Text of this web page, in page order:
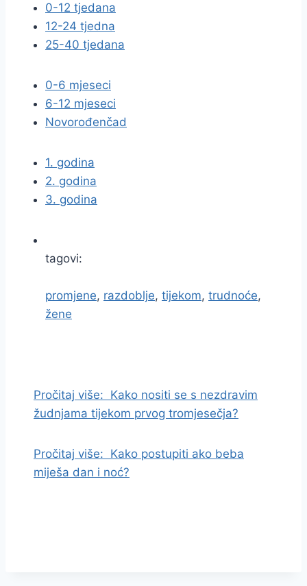
0-12 tjedana
12-24 tjedna
25-40 tjedana
0-6 mjeseci
6-12 mjeseci
Novorođenčad
1. godina
2. godina
3. godina
tagovi:
promjene, razdoblje, tijekom, trudnoće,
žene
Pročitaj više: Kako nositi se s nezdravim
žudnjama tijekom prvog tromjesečja?
Pročitaj više: Kako postupiti ako beba
miješa dan i noć?